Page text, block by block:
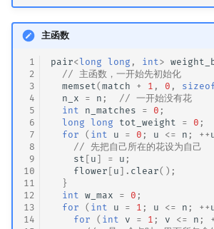
主函数
1
2
3
4
5
6
7
8
9
10
11
12
13
14
pair<long long , int>
// 主函数，一开始先初始化
memset(match + 1 , 0 ,
n_x
= n ;
// 一开始没有花
int
n_matches = 0 ;
long
long tot_weight = 0 ;
for
( int u = 0 ; u <= n ; ++
// 先把自己所在的花设为自己
st [ u ] = u ;
flower [ u ]. clear();
}
int
w_max = 0 ;
for
( int u = 1 ; u <= n ; ++
for
( int v = 1 ; v <= n ;